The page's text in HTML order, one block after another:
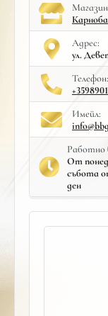
Адрес:
ул.
Телефон:
Имейл:
Работно
От
събота
ден